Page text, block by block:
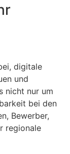
digitale
und
nicht nur um
bei den
Bewerber,
regionale